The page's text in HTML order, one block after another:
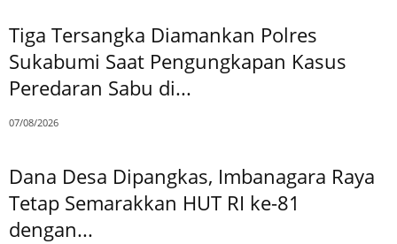
Tiga Tersangka Diamankan Polres
Sukabumi Saat Pengungkapan Kasus
Peredaran Sabu di...
07/08/2026
Dana Desa Dipangkas, Imbanagara Raya
Tetap Semarakkan HUT RI ke-81
dengan...